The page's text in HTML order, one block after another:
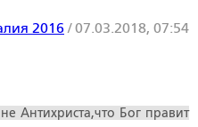
2016 /07.03.2018, 07:54
Антихриста,что Бог правит